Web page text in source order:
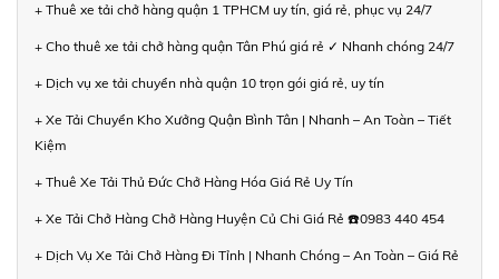
+ Thuê xe tải chở hàng quận 1 TPHCM uy tín, giá rẻ, phục vụ 24/7
+ Cho thuê xe tải chở hàng quận Tân Phú giá rẻ ✓ Nhanh chóng 24/7
+ Dịch vụ xe tải chuyển nhà quận 10 trọn gói giá rẻ, uy tín
+ Xe Tải Chuyển Kho Xưởng Quận Bình Tân | Nhanh – An Toàn – Tiết
Kiệm
+ Thuê Xe Tải Thủ Đức Chở Hàng Hóa Giá Rẻ Uy Tín
+ Xe Tải Chở Hàng Chở Hàng Huyện Củ Chi Giá Rẻ ☎️0983 440 454
+ Dịch Vụ Xe Tải Chở Hàng Đi Tỉnh | Nhanh Chóng – An Toàn – Giá Rẻ